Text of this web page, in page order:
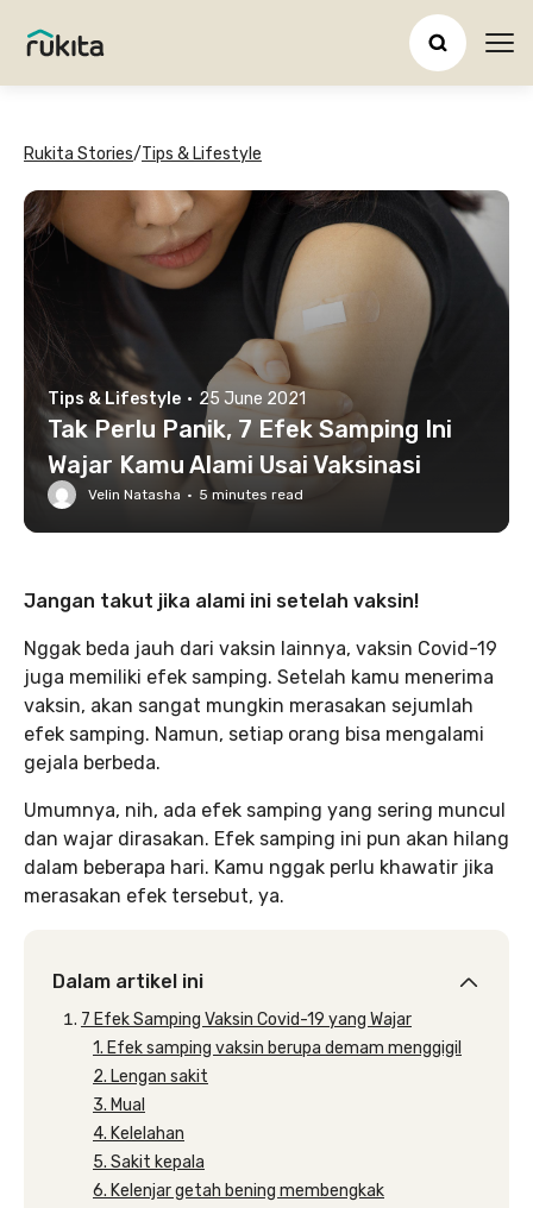
Rukita Stories/Tips & Lifestyle
Tips & Lifestyle · 25 June 2021
Tak Perlu Panik, 7 Efek Samping Ini
Wajar Kamu Alami Usai Vaksinasi
Velin Natasha · 5 minutes read
Jangan takut jika alami ini setelah vaksin!
Nggak beda jauh dari vaksin lainnya, vaksin Covid-19
juga memiliki efek samping. Setelah kamu menerima
vaksin, akan sangat mungkin merasakan sejumlah
efek samping. Namun, setiap orang bisa mengalami
gejala berbeda.
Umumnya, nih, ada efek samping yang sering muncul
dan wajar dirasakan. Efek samping ini pun akan hilang
dalam beberapa hari. Kamu nggak perlu khawatir jika
merasakan efek tersebut, ya.
Dalam artikel ini
7 Efek Samping Vaksin Covid-19 yang Wajar
1. Efek samping vaksin berupa demam menggigil
2. Lengan sakit
3. Mual
4. Kelelahan
5. Sakit kepala
6. Kelenjar getah bening membengkak